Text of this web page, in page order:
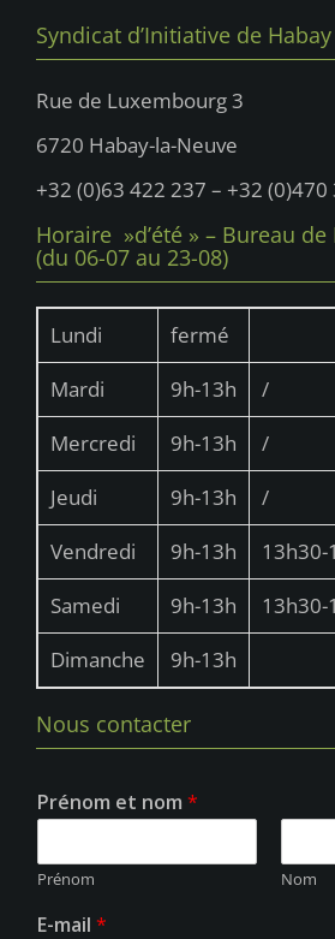
Syndicat d’Initiative de Habay
Rue de Luxembourg 3
6720 Habay-la-Neuve
+32 (0)63 422 237 – +32 (0)470
Horaire »d’été » – Bureau
(du 06-07 au 23-08)
Lundi
fermé
Mardi
9h-13h
/
Mercredi
9h-13h
/
Jeudi
9h-13h
/
Vendredi
9h-13h
13h30-
Samedi
9h-13h
13h30-
Dimanche
9h-13h
Nous contacter
Prénom et nom *
Prénom Nom
E-mail *